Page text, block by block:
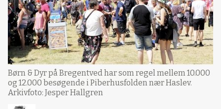
Børn & Dyr på Bregentved har som regel mellem 10.000
og 12.000 besøgende i Piberhusfolden nær Haslev.
Arkivfoto: Jesper Hallgren